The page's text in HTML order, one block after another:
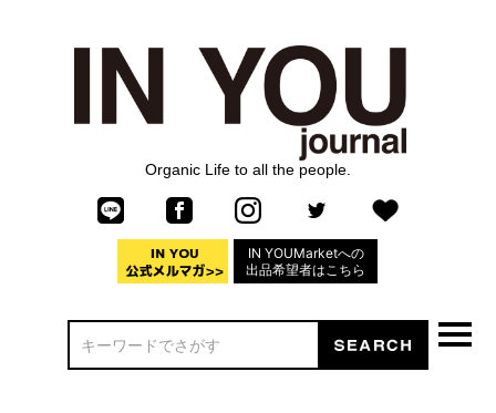
Organic Life to all the people.
IN YOUMarketへの
出品希望者はこちら